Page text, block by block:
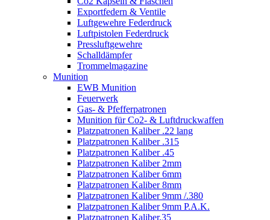
Exportfedern & Ventile
Luftgewehre Federdruck
Luftpistolen Federdruck
Pressluftgewehre
Schalldämpfer
Trommelmagazine
Munition
EWB Munition
Feuerwerk
Gas- & Pfefferpatronen
Munition für Co2- & Luftdruckwaffen
Platzpatronen Kaliber .22 lang
Platzpatronen Kaliber .315
Platzpatronen Kaliber .45
Platzpatronen Kaliber 2mm
Platzpatronen Kaliber 6mm
Platzpatronen Kaliber 8mm
Platzpatronen Kaliber 9mm /.380
Platzpatronen Kaliber 9mm P.A.K.
Platzpatronen Kaliber.35